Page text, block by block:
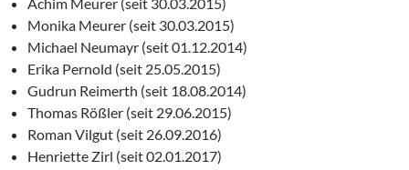
Monika Meurer (seit 30.03.2015)
Michael Neumayr (seit 01.12.2014)
Erika Pernold (seit 25.05.2015)
Gudrun Reimerth (seit 18.08.2014)
Thomas Rößler (seit 29.06.2015)
Roman Vilgut (seit 26.09.2016)
Henriette Zirl (seit 02.01.2017)